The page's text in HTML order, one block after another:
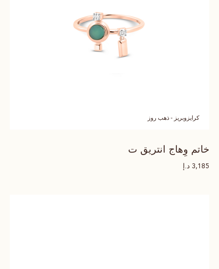
كرايزوبريز - ذهب روز
خاتم وِهاج انتريق ت
3,185 د.إ